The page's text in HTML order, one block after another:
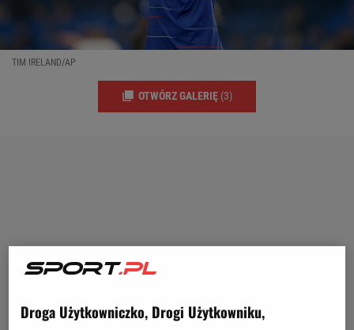
TIM IRELAND/AP
OTWÓRZ GALERIĘ (3)
Droga Użytkowniczko, Drogi Użytkowniku,